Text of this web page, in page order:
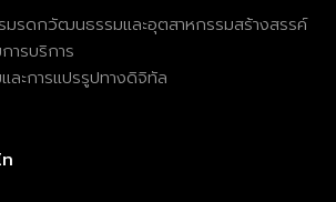
มรดกวัฒนธรรมและอุตสาหกรรมสร้างสรรค์
ารบริการ
ะการแปรรูปทางดิจิทัล